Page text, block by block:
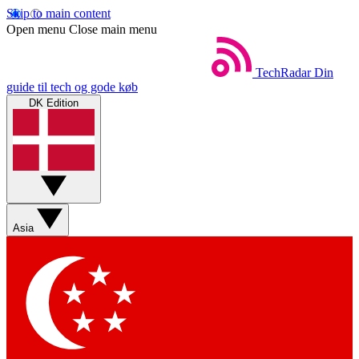
Skip to main content
Open menu Close main menu
TechRadar Din
guide til tech og gode køb
DK Edition
Asia